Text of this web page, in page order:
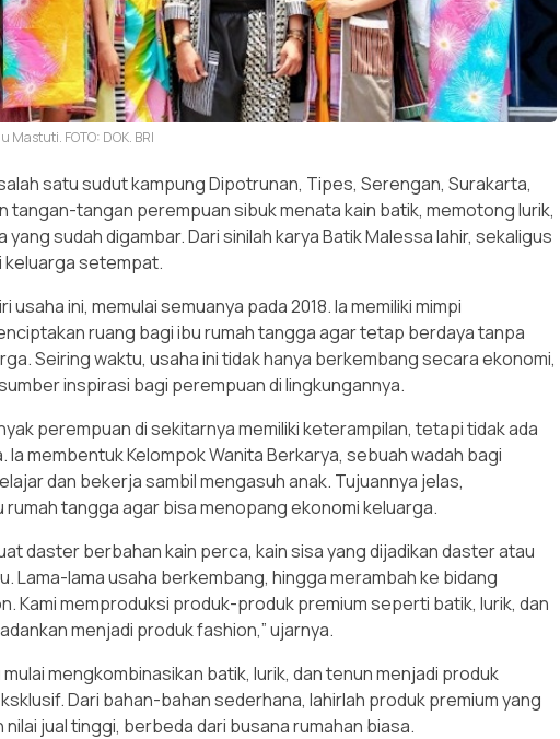
FOTO: DOK. BRI
satu sudut kampung Dipotrunan, Tipes, Serengan, Surakarta,
tangan-tangan perempuan sibuk menata kain batik, memotong lurik,
yang sudah digambar. Dari sinilah karya Batik Malessa lahir, sekaligus
setempat.
usaha ini, memulai semuanya pada 2018. Ia memiliki mimpi
ruang bagi ibu rumah tangga agar tetap berdaya tanpa
Seiring waktu, usaha ini tidak hanya berkembang secara ekonomi,
inspirasi bagi perempuan di lingkungannya.
perempuan di sekitarnya memiliki keterampilan, tetapi tidak ada
Ia membentuk Kelompok Wanita Berkarya, sebuah wadah bagi
dan bekerja sambil mengasuh anak. Tujuannya jelas,
rumah tangga agar bisa menopang ekonomi keluarga.
daster berbahan kain perca, kain sisa yang dijadikan daster atau
Lama-lama usaha berkembang, hingga merambah ke bidang
Kami memproduksi produk-produk premium seperti batik, lurik, dan
menjadi produk fashion,” ujarnya.
mengkombinasikan batik, lurik, dan tenun menjadi produk
Dari bahan-bahan sederhana, lahirlah produk premium yang
nilai jual tinggi, berbeda dari busana rumahan biasa.